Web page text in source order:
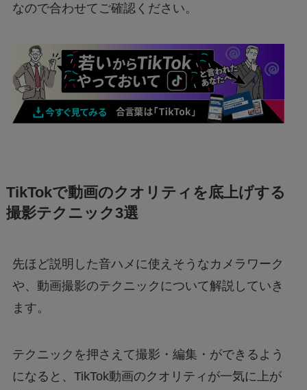
なので合わせてご確認ください。
TikTokで動画のクオリティを底上げする
撮影テクニック3選
先ほど説明した音ハメに使えそうなカメラワーク
や、動画撮影のテクニックについて解説していき
ます。
テクニックを押さえて撮影・編集・ができるよう
になると、TikTok動画のクオリティが一気に上が